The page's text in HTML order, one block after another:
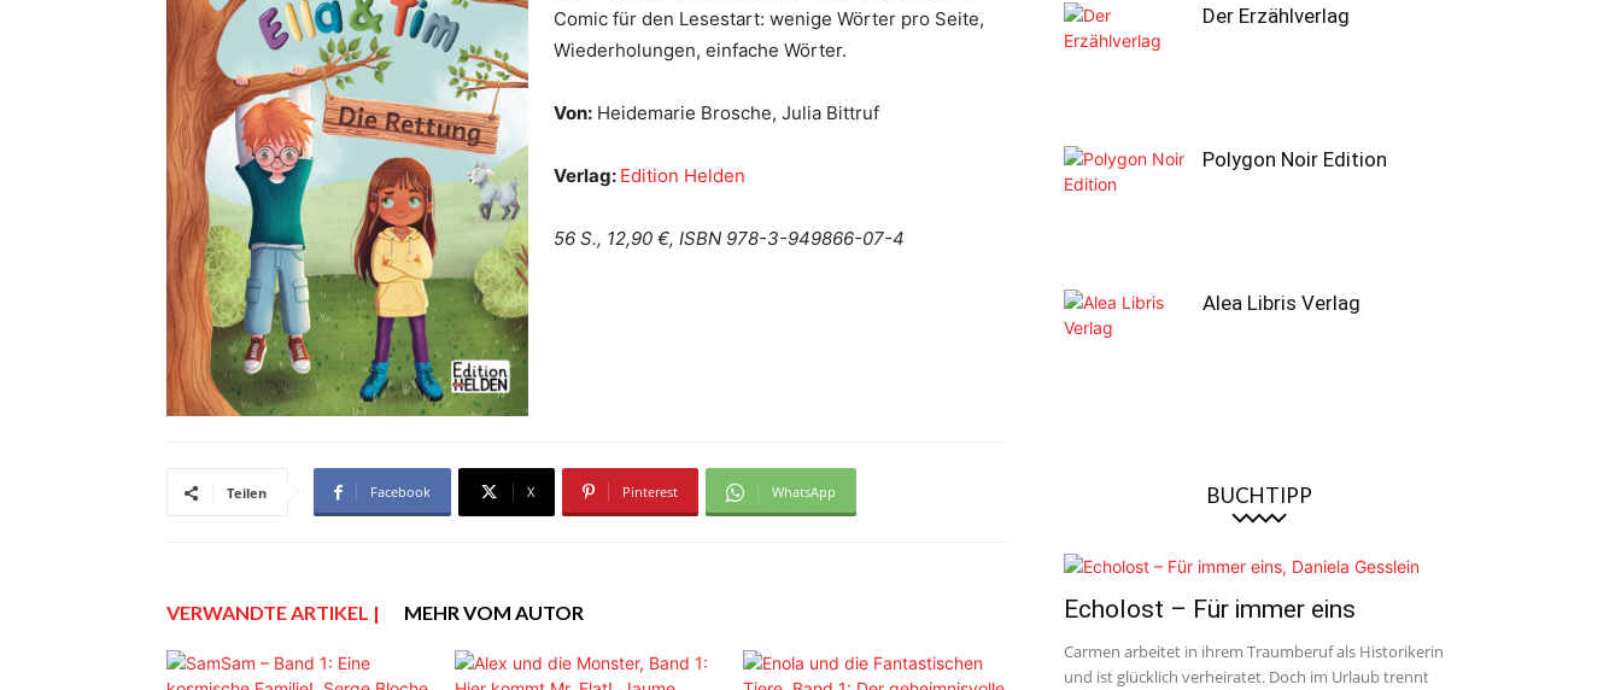
Comic für den Lesestart: wenige Wörter pro Seite,
Wiederholungen, einfache Wörter.
Von: Heidemarie Brosche, Julia Bittruf
Verlag: Edition Helden
56 S., 12,90 €, ISBN 978-3-949866-07-4
Teilen Facebook X Pinterest WhatsApp
VERWANDTE ARTIKEL | MEHR VOM AUTOR
Der Erzählverlag
Polygon Noir Edition
Alea Libris Verlag
BUCHTIPP
Echolost – Für immer eins
Carmen arbeitet in ihrem Traumberuf als Historikerin
und ist glücklich verheiratet. Doch im Urlaub trennt